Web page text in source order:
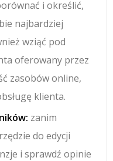
i określić,
najbardziej
wziąć pod
oferowany przez
zasobów online,
klienta.
zanim
do edycji
i sprawdź opinie